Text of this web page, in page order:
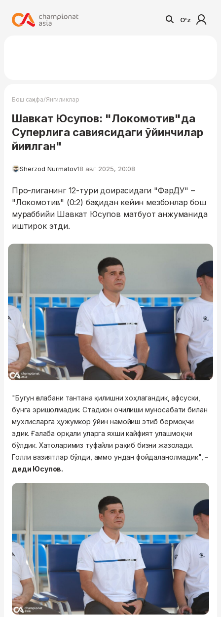
O'z
Бош саҳифа/Янгиликлар
Шавкат Юсупов: "Локомотив"да
Суперлига савиясидаги ўйинчилар
йиғилган"
Sherzod Nurmatov18 авг 2025, 20:08
Про-лиганинг 12-тури доирасидаги "ФарДУ" –
"Локомотив" (0:2) баҳсидан кейин мезбонлар бош
мураббийи Шавкат Юсупов матбуот анжуманида
иштирок этди.
"Бугун ғалабани тантана қилишни хоҳлагандик, афсуски,
бунга эришолмадик. Стадион очилиши муносабати билан
мухлисларга ҳужумкор ўйин намойиш этиб бермоқчи
эдик. Ғалаба орқали уларга яхши кайфият улашмоқчи
бўлдик. Хатоларимиз туфайли рақиб бизни жазолади.
Голли вазиятлар бўлди, аммо ундан фойдаланолмадик",–
деди Юсупов.